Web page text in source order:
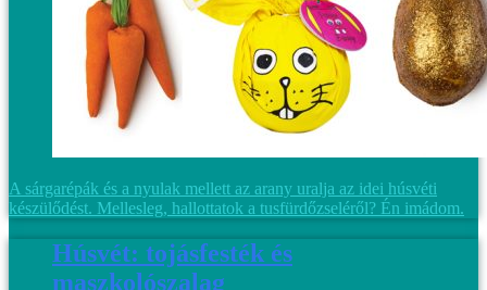
A sárgarépák és a nyulak mellett az arany uralja az idei húsvéti
készülődést. Mellesleg, hallottatok a tusfürdőzseléről? Én imádom.
Húsvét: tojásfesték és
maszkolószalag